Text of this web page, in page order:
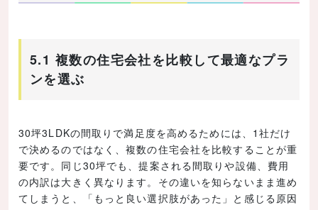
5.1 複数の住宅会社を比較して最適なプラ
ンを選ぶ
30坪3LDKの間取りで満足度を高めるためには、1社だけ
で決めるのではなく、複数の住宅会社を比較することが重
要です。同じ30坪でも、提案される間取りや設備、費用
の内訳は大きく異なります。その違いを知らないまま進め
てしまうと、「もっと良い選択肢があった」と感じる原因